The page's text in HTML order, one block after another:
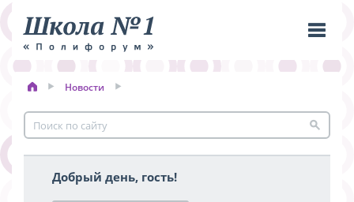
меню
Новости
Добрый день, гость!